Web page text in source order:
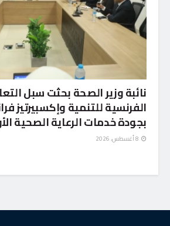
نائبة وزير الصحة بحثت سبل
الفرنسية للتنمية وإكسبيرتيز
بجودة خدمات الرعاية الصحية